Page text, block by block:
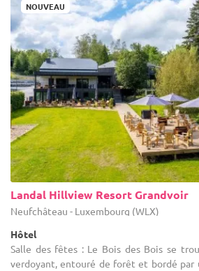
NOUVEAU
Landal Hillview Resort Grandvoir
Neufchâteau - Luxembourg (WLX)
Hôtel
Salle des fêtes : Le Bois des Bois se
verdoyant, entouré de forêt et bordé par